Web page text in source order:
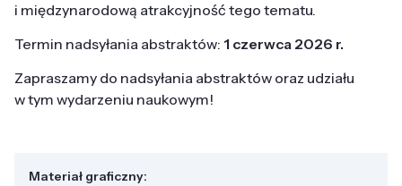
i międzynarodową atrakcyjność tego tematu.
Termin nadsyłania abstraktów: 1 czerwca 2026 r.
Zapraszamy do nadsyłania abstraktów oraz udziału
w tym wydarzeniu naukowym!
Materiał graficzny: